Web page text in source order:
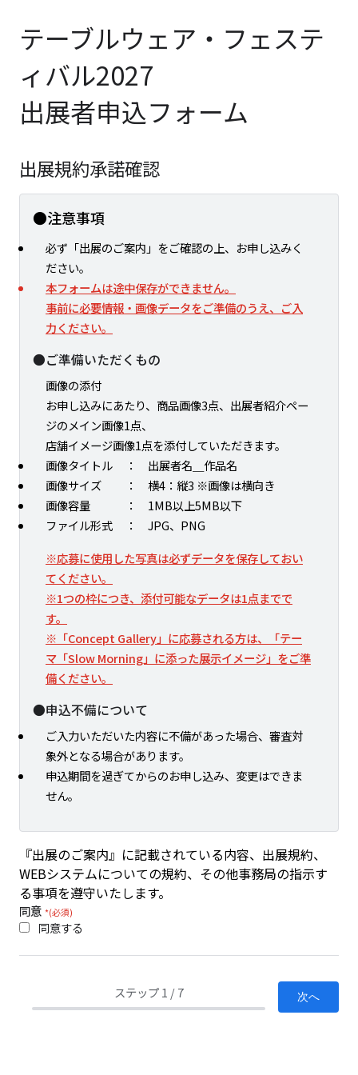
テーブルウェア・フェステ
ィバル2027
出展者申込フォーム
出展規約承諾確認
●注意事項
必ず「出展のご案内」をご確認の上、お申し込みく
ださい。
本フォームは途中保存ができません。
事前に必要情報・画像データをご準備のうえ、ご入
力ください。
●ご準備いただくもの
画像の添付
お申し込みにあたり、商品画像3点、出展者紹介ペー
ジのメイン画像1点、
店舗イメージ画像1点を添付していただきます。
画像タイトル
： 出展者名＿作品名
画像サイズ
： 横4：縦3 ※画像は横向き
画像容量
： 1MB以上5MB以下
ファイル形式
： JPG、PNG
※応募に使用した写真は必ずデータを保存しておい
てください。
※1つの枠につき、添付可能なデータは1点までで
す。
※「Concept Gallery」に応募される方は、「テー
マ「Slow Morning」に添った展示イメージ」をご準
備ください。
●申込不備について
ご入力いただいた内容に不備があった場合、審査対
象外となる場合があります。
申込期間を過ぎてからのお申し込み、変更はできま
せん。
『出展のご案内』に記載されている内容、出展規約、
WEBシステムについての規約、その他事務局の指示す
る事項を遵守いたします。
同意 *(必須)
同意する
ステップ1 /7 次へ